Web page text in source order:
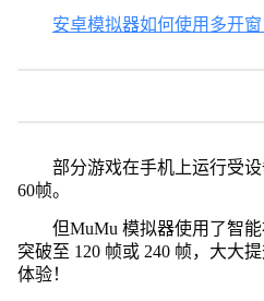
安卓模拟器如何使用多开
部分游戏在手机上运行受
60帧。
但MuMu 模拟器使用了智
突破至 120 帧或 240 帧，大大
体验！